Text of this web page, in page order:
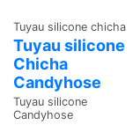
Tuyau silicone chicha
Tuyau silicone
Chicha
Candyhose
Tuyau silicone
Candyhose